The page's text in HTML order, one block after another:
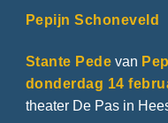
Pepijn Schoneveld
Stante Pede van
donderdag 14
theater De Pas in